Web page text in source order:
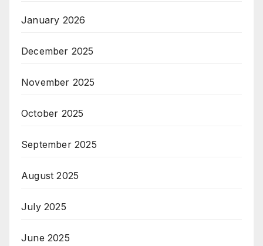
January 2026
December 2025
November 2025
October 2025
September 2025
August 2025
July 2025
June 2025